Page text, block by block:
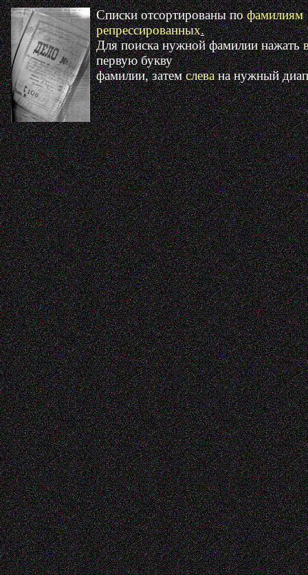
Списки отсортированы пофамилиям
репрессированных.
Для поиска нужной фамилии нажать
первую букву
фамилии, затемслевана нужный